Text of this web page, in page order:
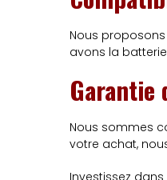
Nous
avons la
Garantie
Nous sommes
votre achat,
Investissez